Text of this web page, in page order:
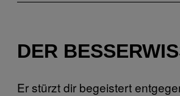
DER
Er stürzt dir begeistert